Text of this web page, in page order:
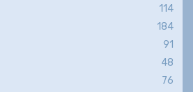
114
184
91
48
76